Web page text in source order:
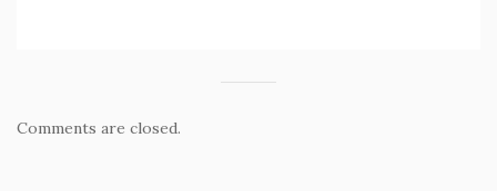
Comments are closed.